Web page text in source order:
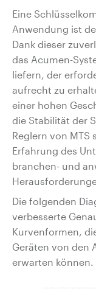
Eine
Anwendung ist
Dank dieser
das Acumen-
liefern, der
aufrecht zu
einer hohen
die Stabilität der
Reglern von MTS
Erfahrung des
branchen- und
Die folgenden
verbesserte
Kurvenformen,
Geräten von den
erwarten können.